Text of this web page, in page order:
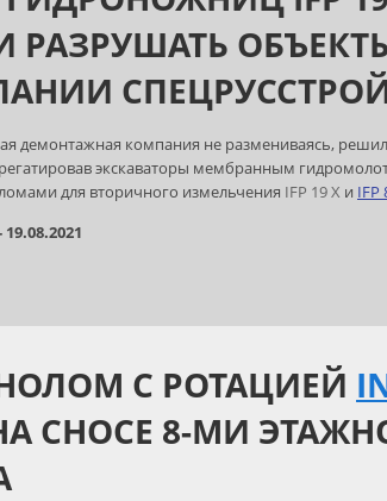
РАЗРУШАТЬ
демонтажная компания не размениваясь,
экскаваторы мембранным
для вторичного измельчения IFP 19 X и IFP
С РОТАЦИЕЙ
СНОСЕ 8-МИ